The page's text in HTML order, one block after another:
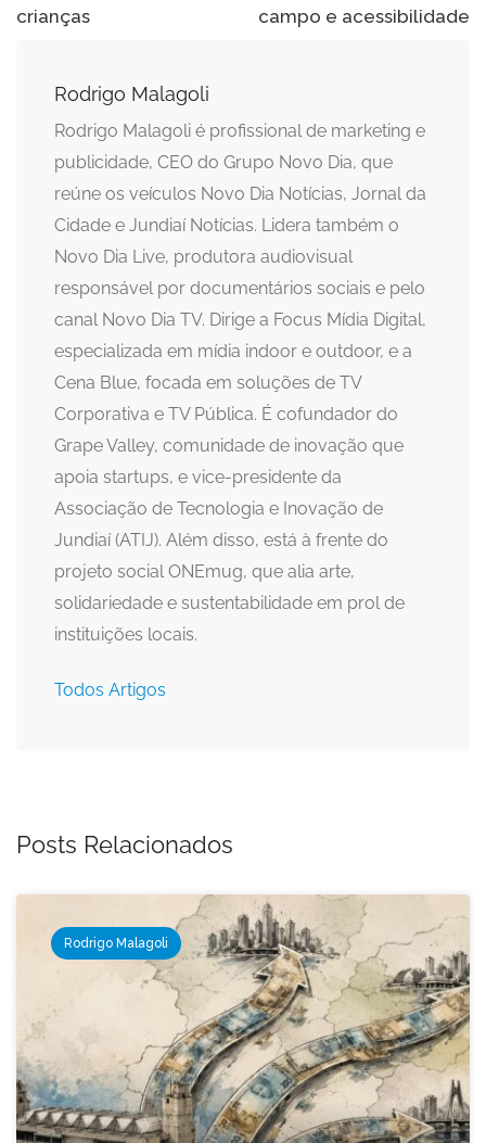
crianças
campo e acessibilidade
Rodrigo Malagoli
Rodrigo Malagoli é profissional de marketing e
publicidade, CEO do Grupo Novo Dia, que
reúne os veículos Novo Dia Notícias, Jornal da
Cidade e Jundiaí Notícias. Lidera também o
Novo Dia Live, produtora audiovisual
responsável por documentários sociais e pelo
canal Novo Dia TV. Dirige a Focus Mídia Digital,
especializada em mídia indoor e outdoor, e a
Cena Blue, focada em soluções de TV
Corporativa e TV Pública. É cofundador do
Grape Valley, comunidade de inovação que
apoia startups, e vice-presidente da
Associação de Tecnologia e Inovação de
Jundiaí (ATIJ). Além disso, está à frente do
projeto social ONEmug, que alia arte,
solidariedade e sustentabilidade em prol de
instituições locais.
Todos Artigos
Posts Relacionados
Rodrigo Malagoli